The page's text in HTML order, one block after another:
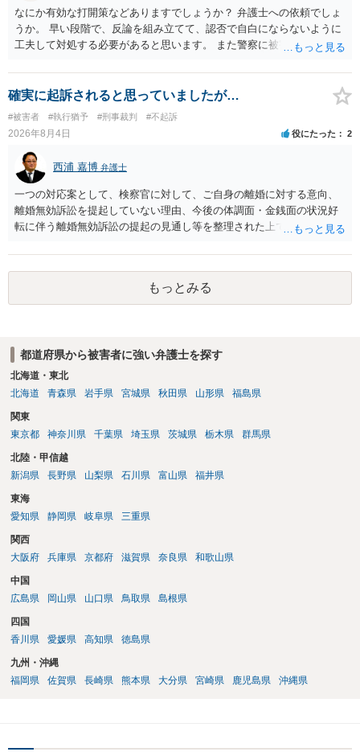
あること。 以上の通りですから、アルコール摂取だけでなく、「同意
しない意思を形成し、表明し若しくは全うすることが困難な状態」で
あることが必要です。
なにか有効な打開策などありますでしょうか？ 弁護士への依頼でしょ
うか。 早い段階で、反論を組み立てて、認否で自白にならないように
工夫して対処する必要があると思います。 また警察に被害届を出すと
告訴状を作って証拠をそろえて出すことでしょう。
確実に起訴されると思っていましたが…
#被害者 #執行猶予 #刑事裁判 #不起訴
2026年8月4日 役にたった 2
西浦 嘉博 弁護士
一つの対応案として、検察官に対して、ご自身の離婚に対する意向、
離婚無効訴訟を提起していない理由、今後の体調面・金銭面の状況好
転に伴う離婚無効訴訟の提起の見通し等を整理された上で、書面とし
検察官の処分判断の際、相談者さんの意向を示す証拠の一つとして位
置づけられる様に思われます。 より詳細についてお聞きになりたい場
合、最寄りの法律事務所での相談を検討ください
もっとみる
都道府県から被害者に強い弁護士を探す
北海道・東北
北海道
青森県 岩手県 宮城県 秋田県 山形県 福島県
関東
東京都
神奈川県 千葉県 埼玉県 茨城県 栃木県 群馬県
北陸・甲信越
新潟県
長野県 山梨県 石川県 富山県 福井県
東海
愛知県
静岡県 岐阜県 三重県
関西
大阪府
兵庫県 京都府 滋賀県 奈良県 和歌山県
中国
広島県
岡山県 山口県 鳥取県 島根県
四国
香川県
愛媛県 高知県 徳島県
九州・沖縄
福岡県
佐賀県 長崎県 熊本県 大分県 宮崎県 鹿児島県 沖縄県